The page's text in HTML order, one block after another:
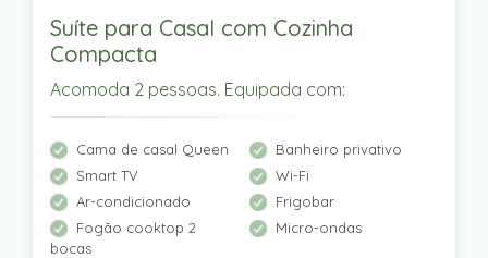
Suíte para Casal com Cozinha
Compacta
Acomoda 2 pessoas. Equipada com:
Cama de casal Queen
Banheiro privativo
Smart TV
Wi-Fi
Ar-condicionado
Frigobar
Fogão cooktop 2
bocas
Micro-ondas